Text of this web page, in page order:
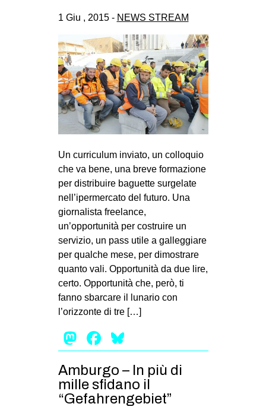
1 Giu , 2015 - NEWS STREAM
Un curriculum inviato, un colloquio
che va bene, una breve formazione
per distribuire baguette surgelate
nell’ipermercato del futuro. Una
giornalista freelance,
un’opportunità per costruire un
servizio, un pass utile a galleggiare
per qualche mese, per dimostrare
quanto vali. Opportunità da due lire,
certo. Opportunità che, però, ti
fanno sbarcare il lunario con
l’orizzonte di tre […]
Mastodon
Facebook
Amburgo – In più di
mille sfidano il
“Gefahrengebiet”